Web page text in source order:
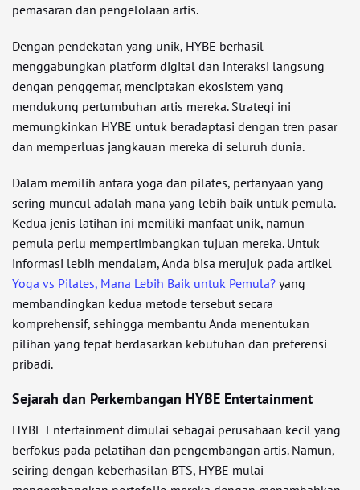
pemasaran dan pengelolaan artis.
Dengan pendekatan yang unik, HYBE berhasil
menggabungkan platform digital dan interaksi langsung
dengan penggemar, menciptakan ekosistem yang
mendukung pertumbuhan artis mereka. Strategi ini
memungkinkan HYBE untuk beradaptasi dengan tren pasar
dan memperluas jangkauan mereka di seluruh dunia.
Dalam memilih antara yoga dan pilates, pertanyaan yang
sering muncul adalah mana yang lebih baik untuk pemula.
Kedua jenis latihan ini memiliki manfaat unik, namun
pemula perlu mempertimbangkan tujuan mereka. Untuk
informasi lebih mendalam, Anda bisa merujuk pada artikel
Yoga vs Pilates, Mana Lebih Baik untuk Pemula? yang
membandingkan kedua metode tersebut secara
komprehensif, sehingga membantu Anda menentukan
pilihan yang tepat berdasarkan kebutuhan dan preferensi
pribadi.
Sejarah dan Perkembangan HYBE Entertainment
HYBE Entertainment dimulai sebagai perusahaan kecil yang
berfokus pada pelatihan dan pengembangan artis. Namun,
seiring dengan keberhasilan BTS, HYBE mulai